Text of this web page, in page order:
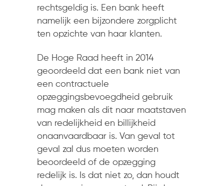
rechtsgeldig is. Een bank heeft
namelijk een bijzondere zorgplicht
ten opzichte van haar klanten.
De Hoge Raad heeft in 2014
geoordeeld dat een bank niet van
een contractuele
opzeggingsbevoegdheid gebruik
mag maken als dit naar maatstaven
van redelijkheid en billijkheid
onaanvaardbaar is. Van geval tot
geval zal dus moeten worden
beoordeeld of de opzegging
redelijk is. Is dat niet zo, dan houdt